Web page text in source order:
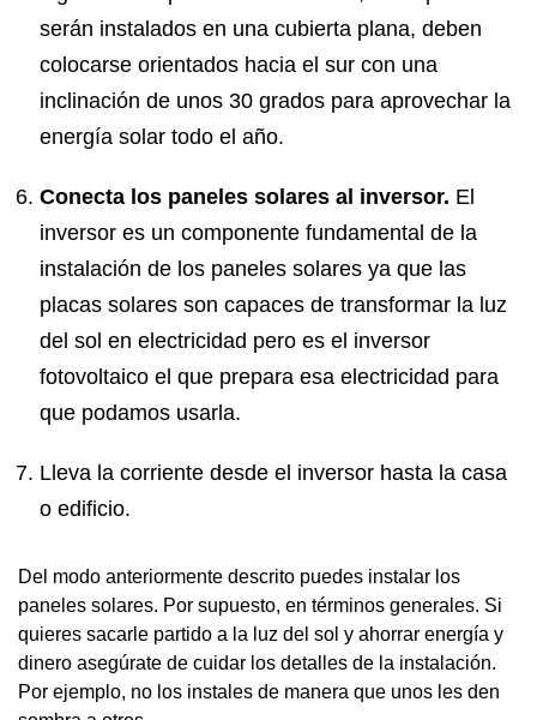
serán instalados en una cubierta plana, deben
colocarse orientados hacia el sur con una
inclinación de unos 30 grados para aprovechar la
energía solar todo el año.
Conecta los paneles solares al inversor. El
inversor es un componente fundamental de la
instalación de los paneles solares ya que las
placas solares son capaces de transformar la luz
del sol en electricidad pero es el inversor
fotovoltaico el que prepara esa electricidad para
que podamos usarla.
Lleva la corriente desde el inversor hasta la casa
o edificio.
Del modo anteriormente descrito puedes instalar los
paneles solares. Por supuesto, en términos generales. Si
quieres sacarle partido a la luz del sol y ahorrar energía y
dinero asegúrate de cuidar los detalles de la instalación.
Por ejemplo, no los instales de manera que unos les den